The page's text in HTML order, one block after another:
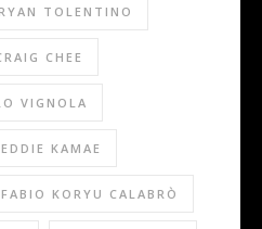
TOLENTINO
CHEE
VIGNOLA
EDDIE KAMAE
FABIO KORYU CALABRÒ